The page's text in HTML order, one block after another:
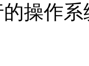
操作系